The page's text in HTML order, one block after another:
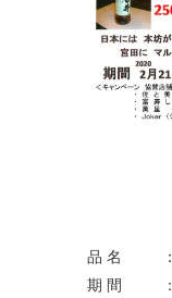
品名 ：
期間 ：